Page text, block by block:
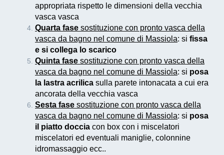
appropriata rispetto le dimensioni della vecchia
vasca vasca
Quarta fase sostituzione con pronto vasca della
vasca da bagno nel comune di Massiola: si fissa
e si collega lo scarico
Quinta fase sostituzione con pronto vasca della
vasca da bagno nel comune di Massiola: si posa
la lastra acrilica sulla parete intonacata a cui era
ancorata della vecchia vasca
Sesta fase sostituzione con pronto vasca della
vasca da bagno nel comune di Massiola: si posa
il piatto doccia con box con i miscelatori
miscelatori ed eventuali maniglie, colonnine
idromassaggio ecc..